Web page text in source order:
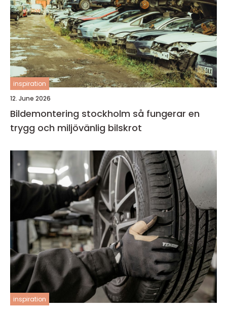
inspiration
12. June 2026
Bildemontering stockholm så fungerar en
trygg och miljövänlig bilskrot
inspiration